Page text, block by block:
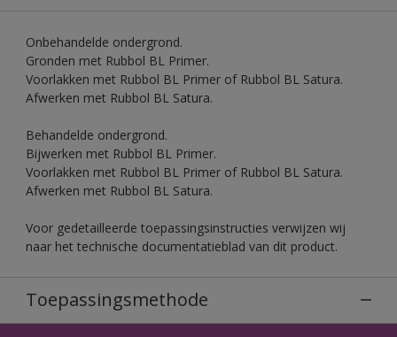
Onbehandelde ondergrond.
Gronden met Rubbol BL Primer.
Voorlakken met Rubbol BL Primer of Rubbol BL Satura.
Afwerken met Rubbol BL Satura.
Behandelde ondergrond.
Bijwerken met Rubbol BL Primer.
Voorlakken met Rubbol BL Primer of Rubbol BL Satura.
Afwerken met Rubbol BL Satura.
Voor gedetailleerde toepassingsinstructies verwijzen wij
naar het technische documentatieblad van dit product.
Toepassingsmethode